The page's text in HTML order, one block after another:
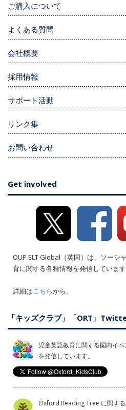
ご購入について
よくある質問
会社概要
採用情報
サポート活動
リンク集
お問い合わせ
Get involved
OUP ELT Global（英国）は、ソーシ
育に関する各種情報を発信しています
詳細はこちらから。
「キッズクラブ」「ORT」
児童英語教育に関する国内イ
を発信しています。
Oxford Reading Tree に関す